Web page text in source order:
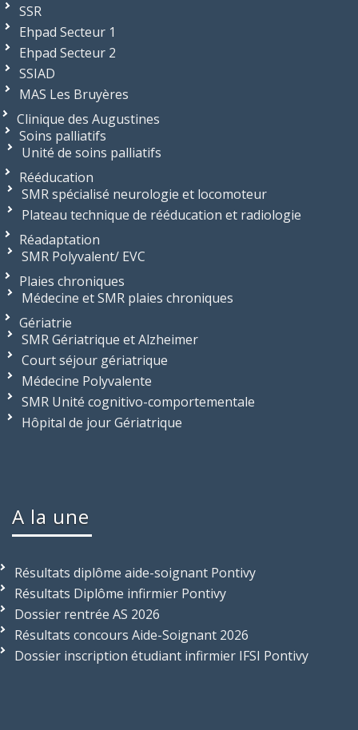
SSR
Ehpad Secteur 1
Ehpad Secteur 2
SSIAD
MAS Les Bruyères
Clinique des Augustines
Soins palliatifs
Unité de soins palliatifs
Rééducation
SMR spécialisé neurologie et locomoteur
Plateau technique de rééducation et radiologie
Réadaptation
SMR Polyvalent/ EVC
Plaies chroniques
Médecine et SMR plaies chroniques
Gériatrie
SMR Gériatrique et Alzheimer
Court séjour gériatrique
Médecine Polyvalente
SMR Unité cognitivo-comportementale
Hôpital de jour Gériatrique
A la une
Résultats diplôme aide-soignant Pontivy
Résultats Diplôme infirmier Pontivy
Dossier rentrée AS 2026
Résultats concours Aide-Soignant 2026
Dossier inscription étudiant infirmier IFSI Pontivy